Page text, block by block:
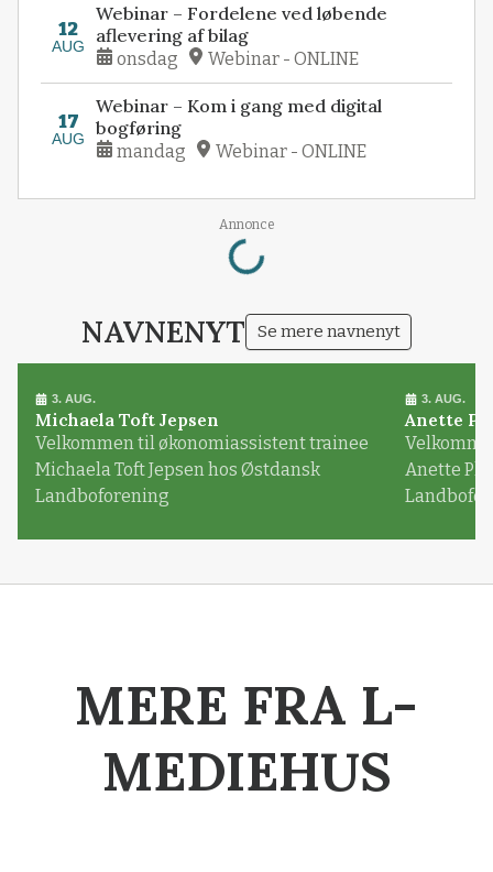
12
AUG
Webinar – Fordelene ved løbende
aflevering af bilag
onsdag Webinar - ONLINE
17
AUG
Webinar – Kom i gang med digital
bogføring
mandag Webinar - ONLINE
Annonce
Loading...
NAVNENYT Se mere navnenyt
3. AUG.
Michaela Toft Jepsen
Velkommen til økonomiassistent trainee
Michaela Toft Jepsen hos Østdansk
Landboforening
3. AUG.
Anette
Anette
MERE FRA L-
MEDIEHUS